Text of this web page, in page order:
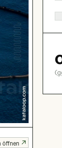
öffnen